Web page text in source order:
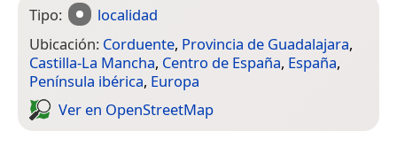
Tipo:
localidad
Ubicación: Corduente, Provincia de Guadalajara,
Castilla-La Mancha, Centro de España, España,
Península ibérica, Europa
Ver en Open­Street­Map